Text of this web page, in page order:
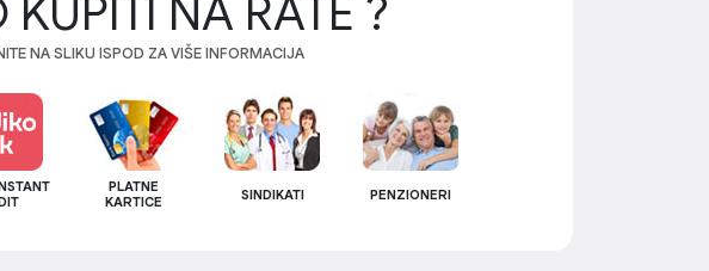
NA RATE ?
NA SLIKU ISPOD ZA VIŠE INFORMACIJA
PLATNE
KARTICE
SINDIKATI PENZIONERI